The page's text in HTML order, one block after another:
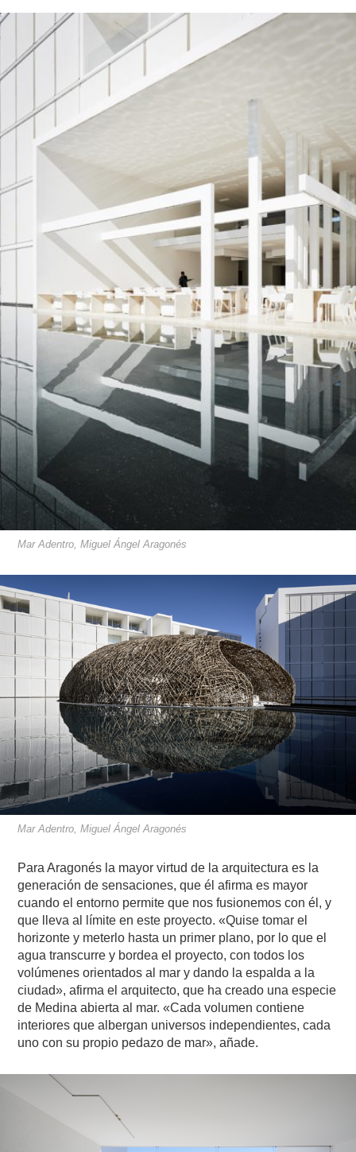
Mar Adentro, Miguel Ángel Aragonés
Mar Adentro, Miguel Ángel Aragonés
Para Aragonés la mayor virtud de la arquitectura es la
generación de sensaciones, que él afirma es mayor
cuando el entorno permite que nos fusionemos con él, y
que lleva al límite en este proyecto. «Quise tomar el
horizonte y meterlo hasta un primer plano, por lo que el
agua transcurre y bordea el proyecto, con todos los
volúmenes orientados al mar y dando la espalda a la
ciudad», afirma el arquitecto, que ha creado una especie
de Medina abierta al mar. «Cada volumen contiene
interiores que albergan universos independientes, cada
uno con su propio pedazo de mar», añade.